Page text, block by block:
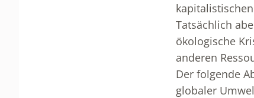
Tatsächlich
ökologische
anderen
Der folgende
globaler